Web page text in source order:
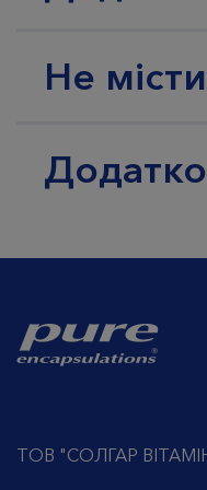
Не
ТОВ "СОЛГАР